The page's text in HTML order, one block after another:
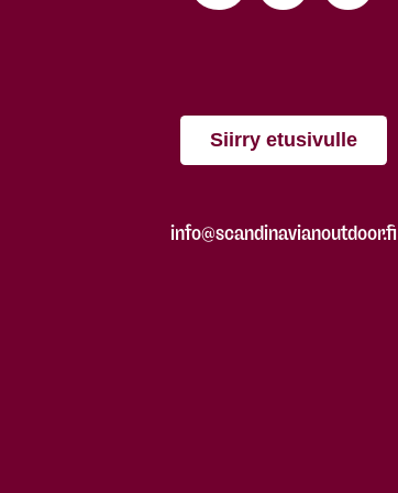
Siirry etusivulle
info@scandinavianoutdoor.fi